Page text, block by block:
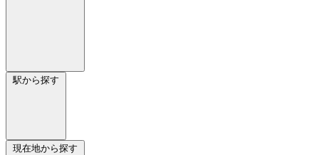
駅から探す
現在地から探す